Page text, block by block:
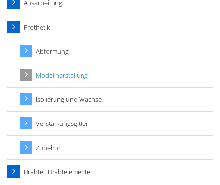
Ausarbeitung
Prothetik
Abformung
Modellherstellung
Isolierung und Wachse
Verstärkungsgitter
Zubehör
Drähte · Drahtelemente